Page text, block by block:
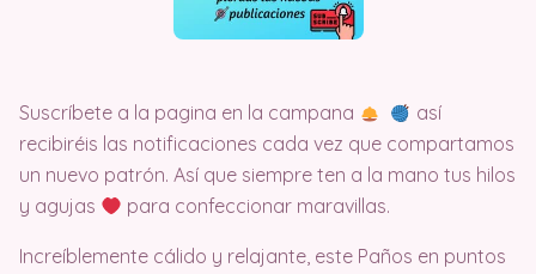
Suscríbete a la pagina en la campana
así
recibiréis las notificaciones cada vez que compartamos
un nuevo patrón. Así que siempre ten a la mano tus hilos
y agujas
para confeccionar maravillas.
Increíblemente cálido y relajante, este Paños en puntos